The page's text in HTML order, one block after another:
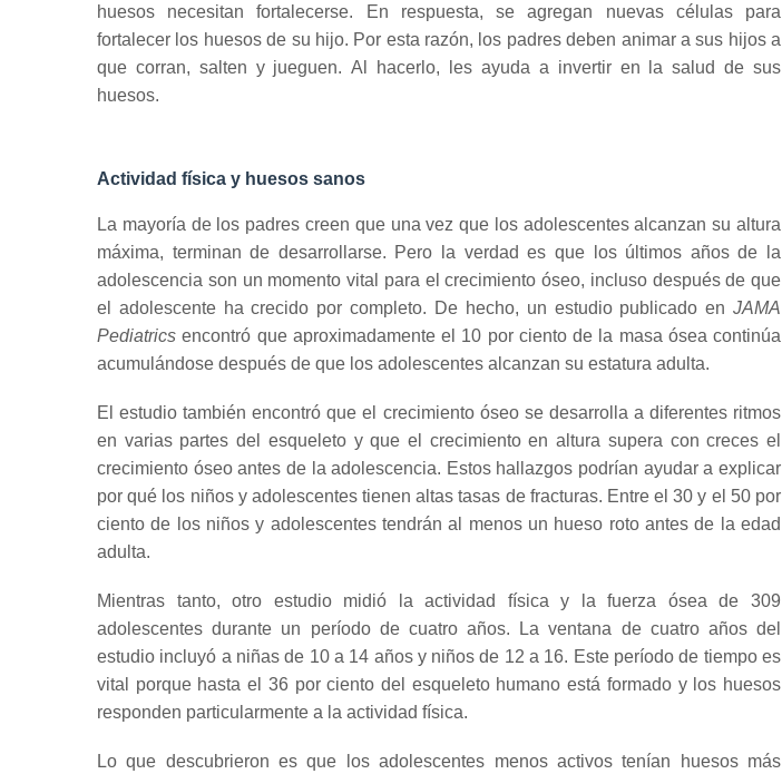
huesos necesitan fortalecerse.
En respuesta, se agregan nuevas células para
fortalecer los huesos de su hijo. Por esta razón, los padres deben animar a sus hijos a
que corran, salten y jueguen.Al hacerlo, les ayuda a invertir en la salud de sus
huesos.
Actividad física y huesos sanos
La mayoría de los padres creen que una vez que los adolescentes alcanzan su altura
máxima, terminan de desarrollarse. Pero la verdad es que los últimos años de la
adolescencia son un momento vital para el crecimiento óseo, incluso después de que
el adolescente ha crecido por completo. De hecho, un estudio publicado en JAMA
Pediatrics encontró que aproximadamente el 10 por ciento de la masa ósea continúa
acumulándose después de que los adolescentes alcanzan su estatura adulta.
El estudio también encontró que el crecimiento óseo se desarrolla a diferentes ritmos
en varias partes del esqueleto y que el crecimiento en altura supera con creces el
crecimiento óseo antes de la adolescencia. Estos hallazgos podrían ayudar a explicar
por qué los niños y adolescentes tienen altas tasas de fracturas. Entre el 30 y el 50 por
ciento de los niños y adolescentes tendrán al menos un hueso roto antes de la edad
adulta.
Mientras tanto, otro estudio midió la actividad física y la fuerza ósea de 309
adolescentes durante un período de cuatro años.
La ventana de cuatro años del
estudio incluyó a niñas de 10 a 14 años y niños de 12 a 16. Este período de tiempo es
vital porque hasta el 36 por ciento del esqueleto humano está formado y los huesos
responden particularmente a la actividad física.
Lo que descubrieron es que los adolescentes menos activos tenían huesos más